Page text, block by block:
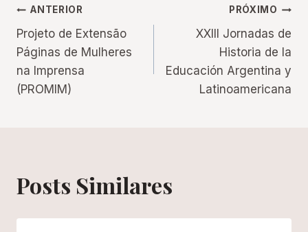
Navegação
de
Post
ANTERIOR
Projeto de Extensão
Páginas de Mulheres
na Imprensa
(PROMIM)
PRÓXIMO
XXIII Jornadas de
Historia de la
Educación Argentina y
Latinoamericana
Posts Similares